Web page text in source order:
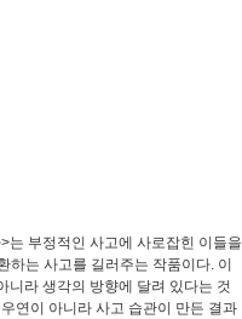
는 부정적인 사고에 사로잡힌 이들을
는 사고를 길러주는 작품이다. 이
니라 생각의 방향에 달려 있다는 것
연이 아니라 사고 습관이 만든 결과